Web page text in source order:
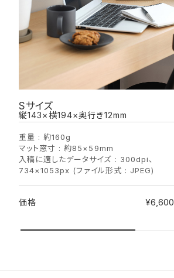
Sサイズ
縦143×横194×奥行き12mm
重量 : 約160g
マット窓寸 : 約85×59mm
入稿に適したデータサイズ : 300dpi、
734×1053px (ファイル形式 : JPEG)
価格 ¥6,600